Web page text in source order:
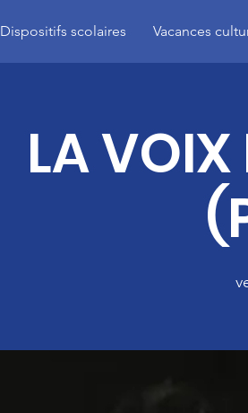
Dispositifs scolaires Vacances
LA